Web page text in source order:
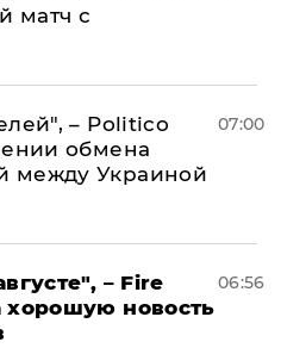
матч с
– Politico
обмена
между Украиной
07:00
– Fire
хорошую новость
06:56